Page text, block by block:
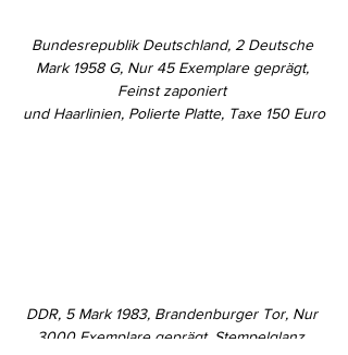
Bundesrepublik Deutschland, 2 Deutsche
Mark 1958 G, Nur 45 Exemplare geprägt,
Feinst zaponiert
und Haarlinien, Polierte Platte, Taxe 150 Euro
DDR, 5 Mark 1983, Brandenburger Tor, Nur
3000 Exemplare geprägt, Stempelglanz,